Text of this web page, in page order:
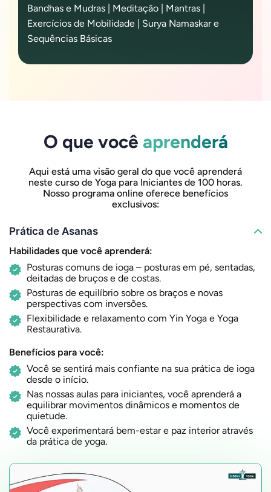
Bandhas e Mudras | Meditação | Mantras |
Exercícios de Mobilidade | Surya Namaskar e
Sequências Básicas
O que você aprenderá
Aqui está uma visão geral do que você aprenderá
neste curso de Yoga para Iniciantes de 100 horas.
Nosso programa online oferece benefícios
exclusivos:
Prática de Asanas
Habilidades que você aprenderá:
Posturas comuns de ioga – posturas em pé, sentadas,
deitadas de bruços e de costas.
Posturas de equilíbrio sobre os braços e novas
perspectivas com inversões.
Flexibilidade e relaxamento com Yin Yoga e Yoga
Restaurativa.
Benefícios para você:
Você se sentirá mais confiante na sua prática de ioga
desde o início.
Nas nossas aulas para iniciantes, você aprenderá a
equilibrar movimentos dinâmicos e momentos de
quietude.
Você experimentará bem-estar e paz interior através
da prática de yoga.